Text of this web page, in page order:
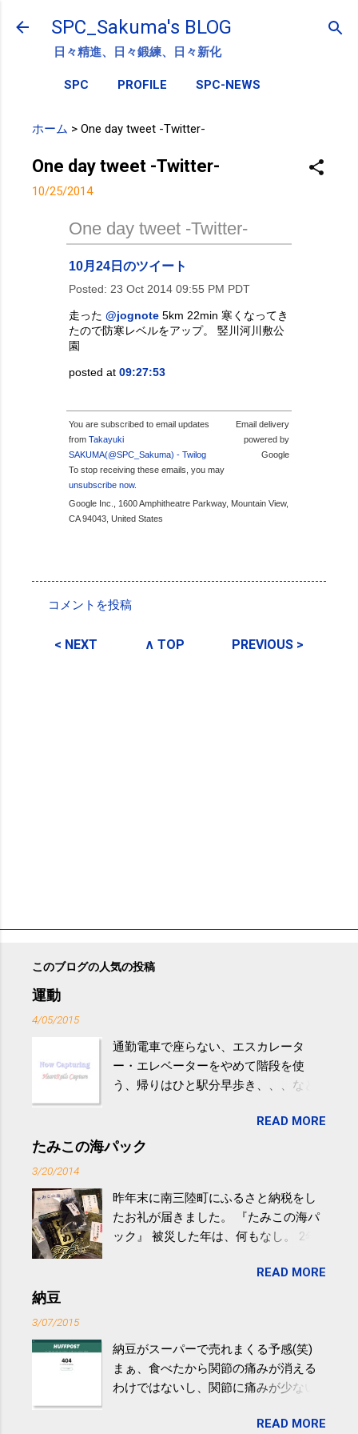
スキップしてメイン コンテンツに移動
SPC_Sakuma's BLOG
日々精進、日々鍛練、日々新化
SPC PROFILE SPC-NEWS
ホーム > One day tweet -Twitter-
One day tweet -Twitter-
10/25/2014
One day tweet -Twitter-
10月24日のツイート
Posted: 23 Oct 2014 09:55 PM PDT
走った @jognote 5km 22min 寒くなってき
たので防寒レベルをアップ。 竪川河川敷公
園
posted at 09:27:53
You are subscribed to email updates
from Takayuki
SAKUMA(@SPC_Sakuma) - Twilog
To stop receiving these emails, you may
unsubscribe now.
Email delivery
powered by
Google
Google Inc., 1600 Amphitheatre Parkway, Mountain View,
CA 94043, United States
メ
コメントを投稿
< NEXT ∧ TOP PREVIOUS >
このブログの人気の投稿
運動
4/05/2015
通勤電車で座らない、エスカレータ
ー・エレベーターをやめて階段を使
う、帰りはひと駅分早歩き、、、など
やすい。 スポーツウェア・シューズで
するものだけが運動ではない。 食べ
けると改善する、との結果を筑波大の
研究チームが発表した。改善が期待で
きるのは、過度の飲酒が原因ではない
減らなくても効果があるという。 正田
波大「減量しなくても効果」 - ニュー
ス - アピタル（医療・健康）
READ MORE
たみこの海パック
3/20/2014
昨年末に南三陸町にふるさと納税をし
たお礼が届きました。 『たみこの海パ
ック』 被災した年は、何もなし。 2年
が『たみこの海パック』。 ボランティ
全く考えていなかったので、貰えると
少しづつ復興してる感が伝わってきて
嬉しいです。 あと、ふるさと納税が節
ですが、節税になるほど稼げていない
READ MORE
納豆
3/07/2015
納豆がスーパーで売れまくる予感(笑)
まぁ、食べたから関節の痛みが消える
わけではないし、関節に痛みが少ない
ど。。 「関節の老化」は、「コンドロ
READ MORE